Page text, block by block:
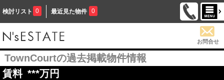
検討リスト 0 最近見た物件 0
お問合せ
TownCourtの過去掲載物件情報
賃料 ***万円